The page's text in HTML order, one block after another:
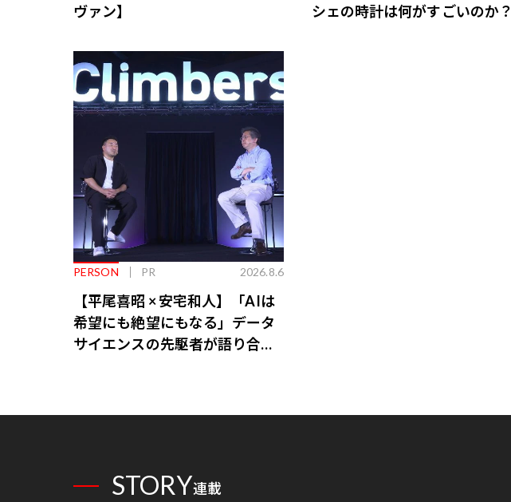
ヴァン】
シェの時計は何がすごいのか？
PERSON PR 2026.8.6
【平尾喜昭 × 安宅和人】「AIは
希望にも絶望にもなる」データ
サイエンスの先駆者が語り合う
STORY連載